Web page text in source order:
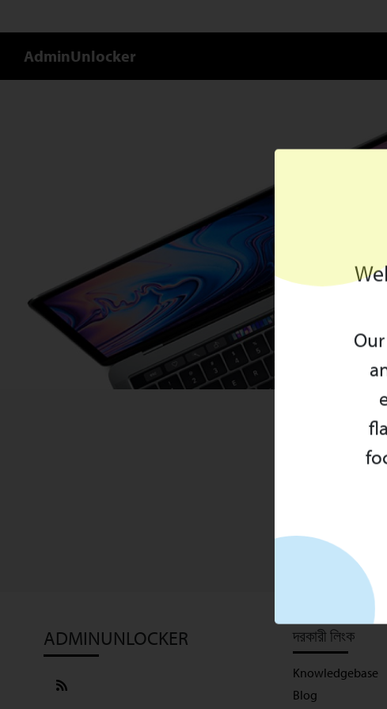
AdminUnlocker
ADMINUNLOCKER দরকারী লিংক
Knowledgebase
Blog